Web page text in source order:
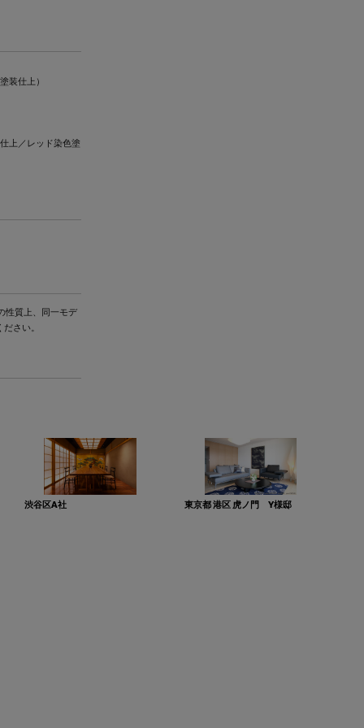
装仕上）
上／レッド染色塗
性質上、同一モデ
さい。
渋谷区A社 東京都 港区 虎ノ門 Y様邸